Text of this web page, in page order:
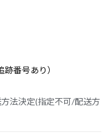
番号あり）
法決定(指定不可/配送方